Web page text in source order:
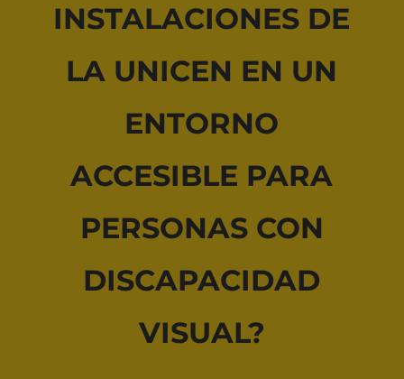
INSTALACIONES DE
LA UNICEN EN UN
ENTORNO
ACCESIBLE PARA
PERSONAS CON
DISCAPACIDAD
VISUAL?